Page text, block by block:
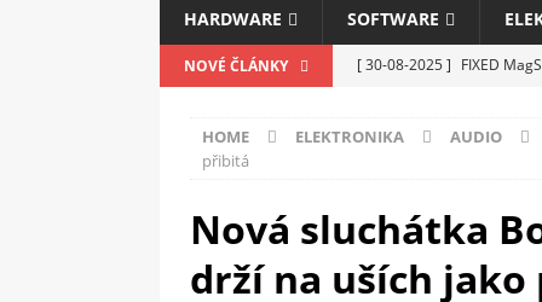
HARDWARE SOFTWARE
NOVÉ ČLÁNKY [ 30-08-2025 ] FIXED
[ 14-05-2025 ] Genius na
[ 12-05-2025 ] Nová řada
C5100 a 6100
PERIFERIE
HOME ELEKTRONIKA AUDIO
přibitá
Nová sluchátka
drží na uších